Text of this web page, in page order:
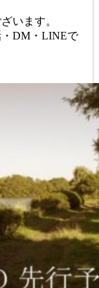
います。
DM・LINEで